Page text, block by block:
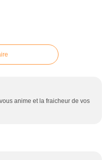
anime et la fraicheur de vos